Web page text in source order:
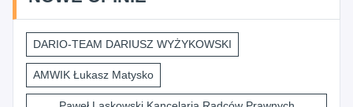
DARIO-TEAM DARIUSZ WYŻYKOWSKI
AMWIK Łukasz Matysko